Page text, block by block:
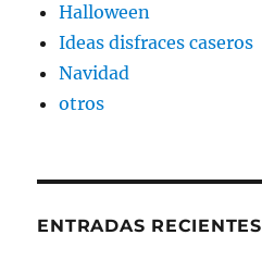
Halloween
Ideas disfraces caseros
Navidad
otros
ENTRADAS RECIENTES